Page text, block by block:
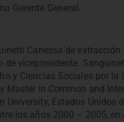
Gerente General.
Canessa de extracción
de vicepresidente.
y Ciencias Sociales por la
Master in Common and
University, Estados Unidos
los años 2000 – 2005, en